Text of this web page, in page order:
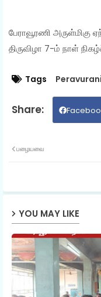
பேராவூரணி
திருவிழா 7-ம் நாள்
Tags Peravurani
பழையவை
YOU MAY LIKE